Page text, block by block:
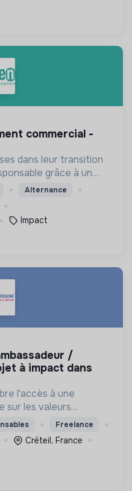
dans leur transition
grâce à un
que nous avons
évalue la
Alternance
Impact
à impact dans
l'accès à une
sur les valeurs
!
Freelance
Créteil, France